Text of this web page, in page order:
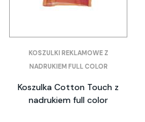
KOSZULKI REKLAMOWE Z
NADRUKIEM FULL COLOR
Koszulka Cotton Touch z
nadrukiem full color